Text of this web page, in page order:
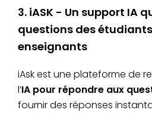
3. iASK - Un support IA
questions des
enseignants
iAsk est une plateforme de
l’IA pour répondre aux
fournir des réponses